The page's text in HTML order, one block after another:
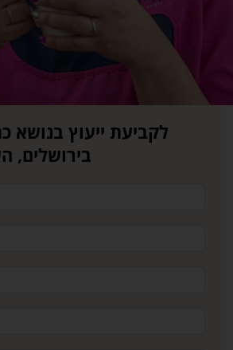
לקביעת ייעוץ בנושא
בירושלים,